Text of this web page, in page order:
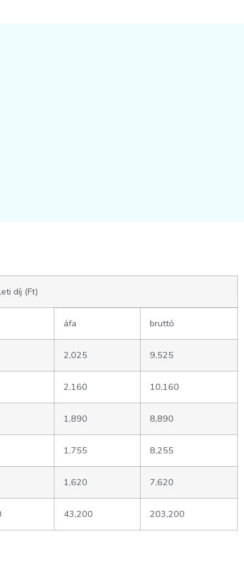
díj (Ft)
áfa bruttó
2,025 9,525
2,160 10,160
1,890 8,890
1,755 8,255
1,620 7,620
43,200 203,200